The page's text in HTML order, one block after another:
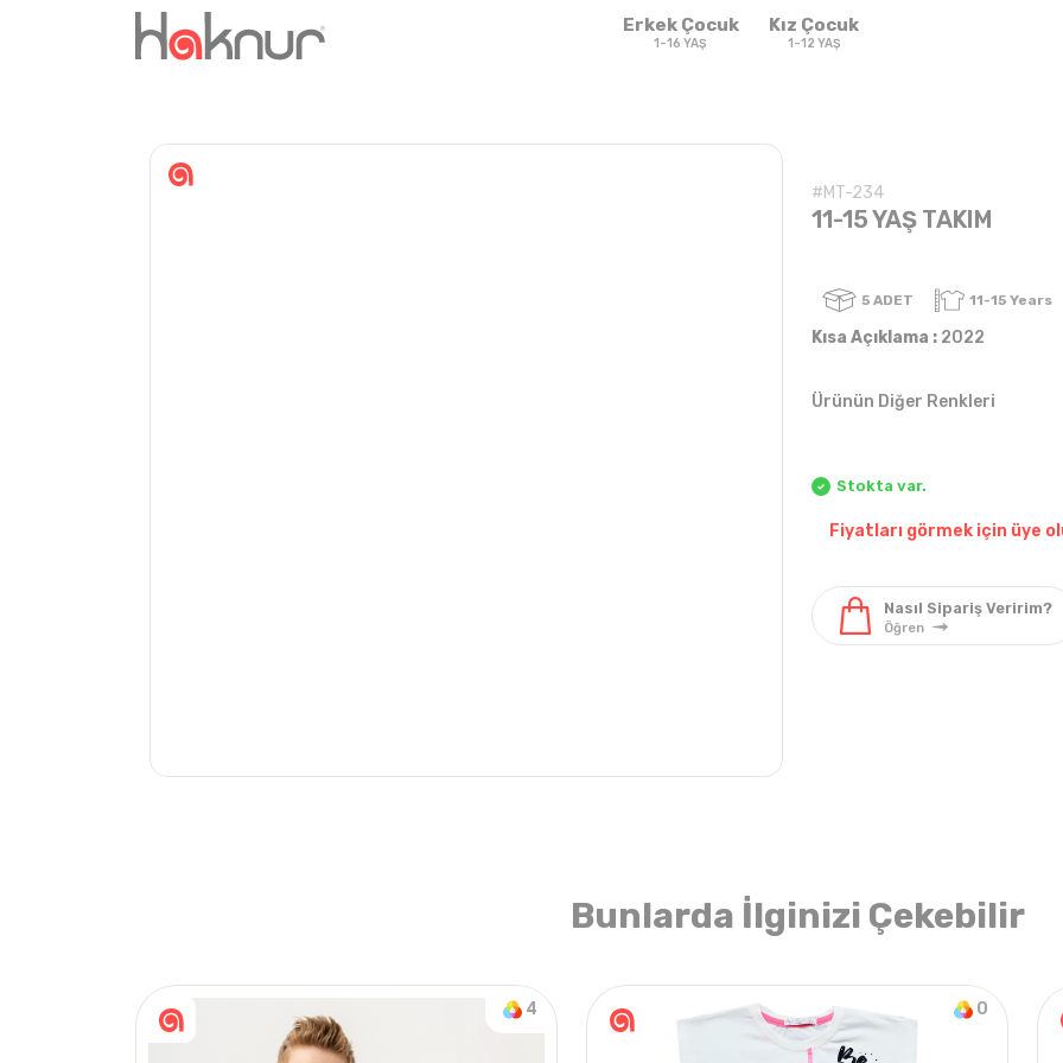
Erkek Çocuk
1-16 YAŞ
Sweatshirt & T-
Pantolon & Tek Alt
Elbise & Tulum
#MT-234
11-15 YAŞ TAKIM
5ADET
Kısa Açıklama : 2022
Ürünün Diğer Renkleri
Stokta var.
Fiyatları görmek için üye
Bunlarda İlginizi Çekebilir
4 0